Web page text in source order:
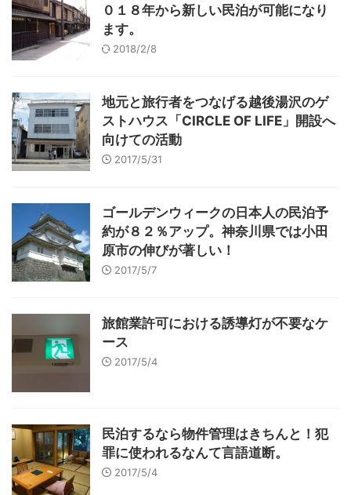
０１８年から新しい民泊が可能になり
ます。
2018/2/8
地元と旅行者をつなげる越後湯沢のゲ
ストハウス「CIRCLE OF LIFE」開設へ
向けての活動
2017/5/31
ゴールデンウィークの日本人の民泊予
約が８２％アップ。神奈川県では小田
原市の伸びが著しい！
2017/5/7
旅館業許可における誘導灯が不要なケ
ース
2017/5/4
民泊するなら物件管理はきちんと！犯
罪に使われるなんて言語道断。
2017/5/4